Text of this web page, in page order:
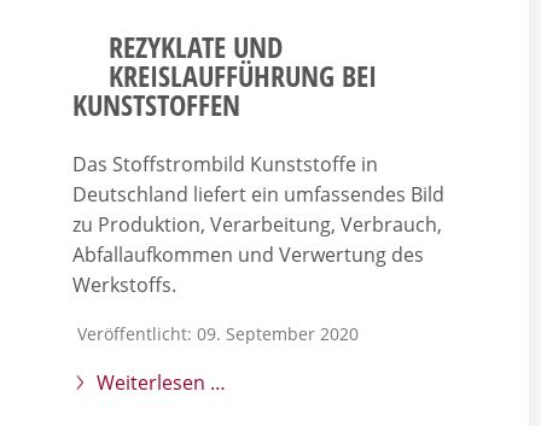
REZYKLATE UND
KREISLAUFFÜHRUNG BEI
KUNSTSTOFFEN
Das Stoffstrombild Kunststoffe in
Deutschland liefert ein umfassendes Bild
zu Produktion, Verarbeitung, Verbrauch,
Abfallaufkommen und Verwertung des
Werkstoffs.
Veröffentlicht: 09. September 2020
Weiterlesen …